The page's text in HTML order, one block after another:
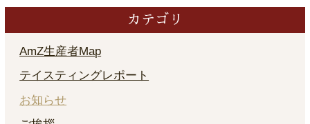
カテゴリ
AmZ生産者Map
テイスティングレポート
お知らせ